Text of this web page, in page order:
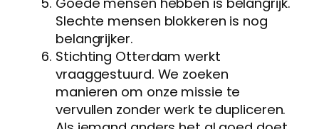
Slechte mensen blokkeren is nog
belangrijker.
Stichting Otterdam werkt
vraaggestuurd. We zoeken
manieren om onze missie te
vervullen zonder werk te dupliceren.